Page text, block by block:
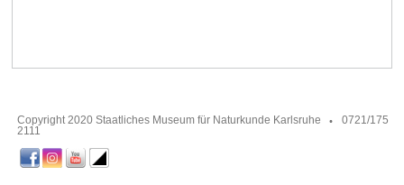
Copyright 2020 Staatliches Museum für Naturkunde Karlsruhe
0721/175
2111